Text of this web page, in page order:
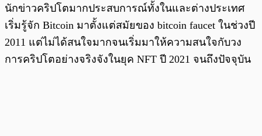
นักข่าวคริปโตมากประสบการณ์ทั้งในและต่างประเทศ
เริ่มรู้จัก Bitcoin มาตั้งแต่สมัยของ bitcoin faucet ในช่วงปี
2011 แต่ไม่ได้สนใจมากจนเริ่มมาให้ความสนใจกับวง
การคริปโตอย่างจริงจังในยุค NFT ปี 2021 จนถึงปัจจุบัน